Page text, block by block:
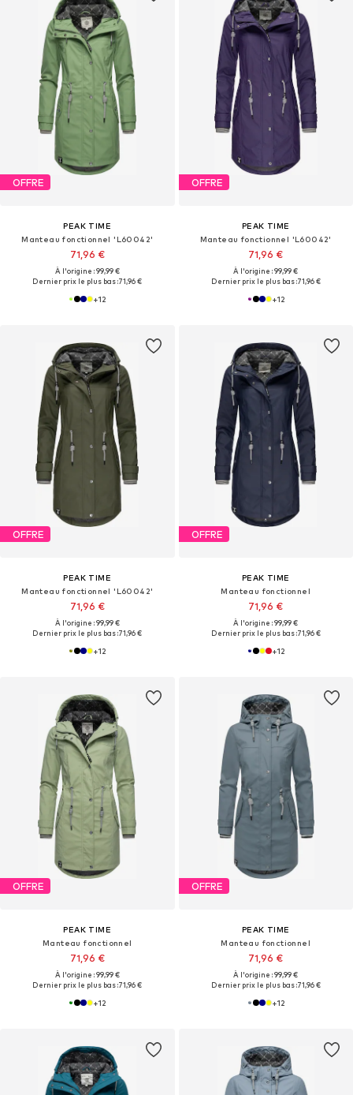
OFFRE
PEAK TIME
Manteau fonctionnel 'L60042'
71,96 €
À l'origine : 99,99 €
Dernier prix le plus bas :71,96 €
+12
OFFRE
PEAK TIME
Manteau fonctionnel 'L60042'
71,96 €
À l'origine : 99,99 €
Dernier prix le plus bas :71,96 €
+12
OFFRE
PEAK TIME
Manteau fonctionnel 'L60042'
71,96 €
À l'origine : 99,99 €
Dernier prix le plus bas :71,96 €
+12
OFFRE
PEAK TIME
Manteau fonctionnel
71,96 €
À l'origine : 99,99 €
Dernier prix le plus bas :71,96 €
+12
OFFRE
PEAK TIME
Manteau fonctionnel
71,96 €
À l'origine : 99,99 €
Dernier prix le plus bas :71,96 €
+12
OFFRE
PEAK TIME
Manteau fonctionnel
71,96 €
À l'origine : 99,99 €
Dernier prix le plus bas :71,96 €
+12